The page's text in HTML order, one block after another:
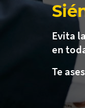
Evita
en
Te